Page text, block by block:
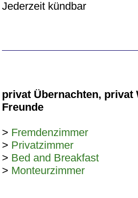
Jederzeit kündbar
privat Übernachten, privat
Freunde
> Fremdenzimmer
> Privatzimmer
> Bed and Breakfast
> Monteurzimmer